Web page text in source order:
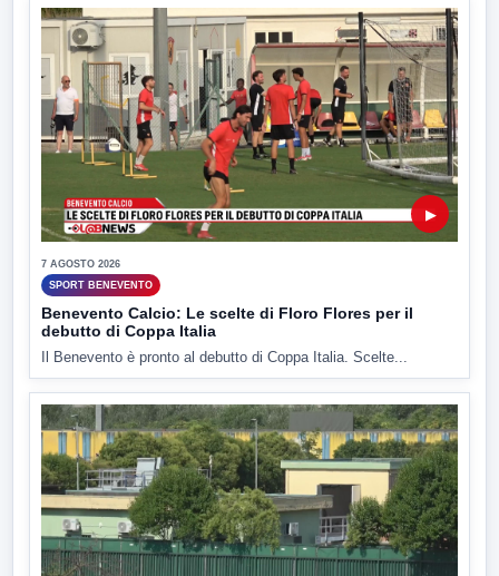
▶
7 AGOSTO 2026
SPORT BENEVENTO
Benevento Calcio: Le scelte di Floro Flores per il
debutto di Coppa Italia
Il Benevento è pronto al debutto di Coppa Italia. Scelte...